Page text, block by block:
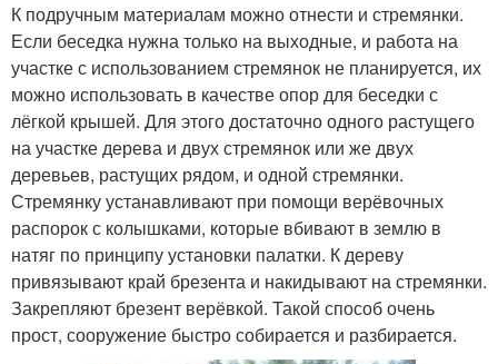
К подручным материалам можно отнести и стремянки.
Если беседка нужна только на выходные, и работа на
участке с использованием стремянок не планируется, их
можно использовать в качестве опор для беседки с
лёгкой крышей. Для этого достаточно одного растущего
на участке дерева и двух стремянок или же двух
деревьев, растущих рядом, и одной стремянки.
Стремянку устанавливают при помощи верёвочных
распорок с колышками, которые вбивают в землю в
натяг по принципу установки палатки. К дереву
привязывают край брезента и накидывают на стремянки.
Закрепляют брезент верёвкой. Такой способ очень
прост, сооружение быстро собирается и разбирается.